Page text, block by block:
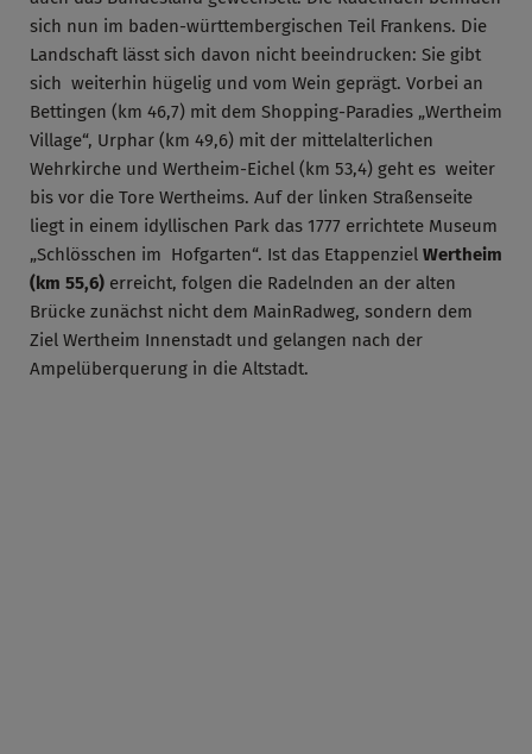
sich nun im baden-württembergischen Teil Frankens. Die
Landschaft lässt sich davon nicht beeindrucken: Sie gibt
sich weiterhin hügelig und vom Wein geprägt. Vorbei an
Bettingen (km 46,7) mit dem Shopping-Paradies „Wertheim
Village“, Urphar (km 49,6) mit der mittelalterlichen
Wehrkirche und Wertheim-Eichel (km 53,4) geht es weiter
bis vor die Tore Wertheims. Auf der linken Straßenseite
liegt in einem idyllischen Park das 1777 errichtete Museum
„Schlösschen im Hofgarten“. Ist das Etappenziel Wertheim
(km 55,6) erreicht, folgen die Radelnden an der alten
Brücke zunächst nicht dem MainRadweg, sondern dem
Ziel Wertheim Innenstadt und gelangen nach der
Ampelüberquerung in die Altstadt.